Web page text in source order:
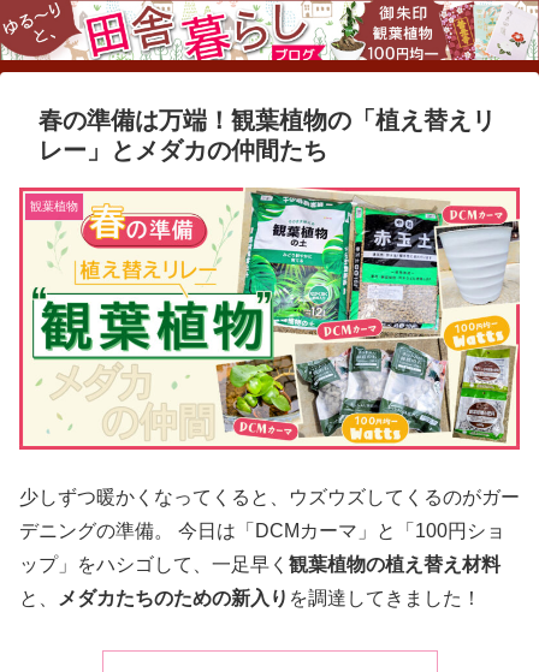
春の準備は万端！観葉植物の「植え替えリ
レー」とメダカの仲間たち
観葉植物
少しずつ暖かくなってくると、ウズウズしてくるのがガー
デニングの準備。 今日は「DCMカーマ」と「100円ショ
ップ」をハシゴして、一足早く 観葉植物の植え替え材料
と、
メダカたちのための新入り を調達してきました！